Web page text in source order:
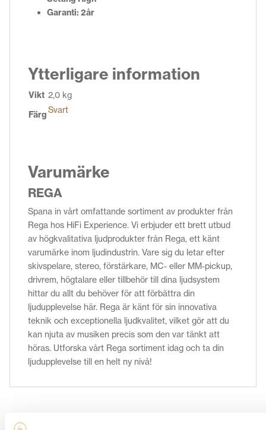
Garanti: 2år
Ytterligare information
Vikt 2,0 kg
FärgSvart
Varumärke
REGA
Spana in vårt omfattande sortiment av produkter från
Rega hos HiFi Experience. Vi erbjuder ett brett utbud
av högkvalitativa ljudprodukter från Rega, ett känt
varumärke inom ljudindustrin. Vare sig du letar efter
skivspelare, stereo, förstärkare, MC- eller MM-pickup,
drivrem, högtalare eller tillbehör till dina ljudsystem
hittar du allt du behöver för att förbättra din
ljudupplevelse här. Rega är känt för sin innovativa
teknik och exceptionella ljudkvalitet, vilket gör att du
kan njuta av musiken precis som den var tänkt att
höras. Utforska vårt Rega sortiment idag och ta din
ljudupplevelse till en helt ny nivå!
Relaterade produkter